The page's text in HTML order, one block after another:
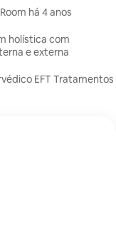
há 4 anos
holística com
e externa
EFT Tratamentos